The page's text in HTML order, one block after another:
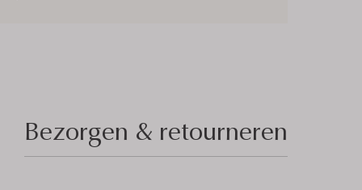
Bezorgen & retourneren